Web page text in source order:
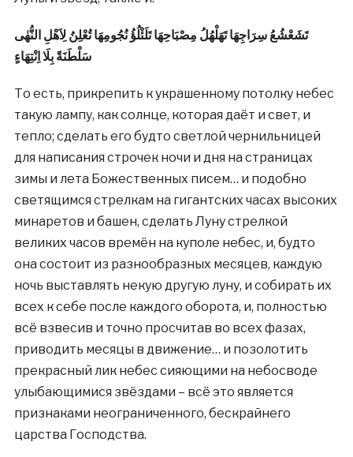
تَشَعْشُعُ سِرَاجِهَا تَهَلْهُلُ مِصْبَاحِهَا تَلَئْلُؤُ نُجُومِهَا تُعْلِنُ لِاَهْلِ النُّهٰى
سَلْطَنَةً بِلَا اِنْتِهَاءٍ
То есть, прикрепить к украшенному потолку небес
такую лампу, как солнце, которая даёт и свет, и
тепло; сделать его будто светлой чернильницей
для написания строчек ночи и дня на страницах
зимы и лета Божественных писем… и подобно
светящимся стрелкам на гигантских часах высоких
минаретов и башен, сделать Луну стрелкой
великих часов времён на куполе небес, и, будто
она состоит из разнообразных месяцев, каждую
ночь выставлять некую другую луну, и собирать их
всех к себе после каждого оборота, и, полностью
всё взвесив и точно просчитав во всех фазах,
приводить месяцы в движение… и позолотить
прекрасный лик небес сияющими на небосводе
улыбающимися звёздами – всё это является
признаками неограниченного, бескрайнего
царства Господства.